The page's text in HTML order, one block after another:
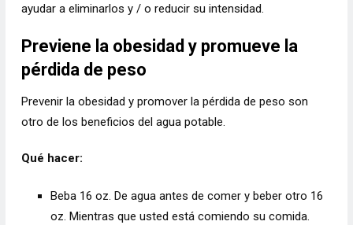
ayudar a eliminarlos y / o reducir su intensidad.
Previene la obesidad y promueve la
pérdida de peso
Prevenir la obesidad y promover la pérdida de peso son
otro de los beneficios del agua potable.
Qué hacer:
Beba 16 oz. De agua antes de comer y beber otro 16
oz. Mientras que usted está comiendo su comida.